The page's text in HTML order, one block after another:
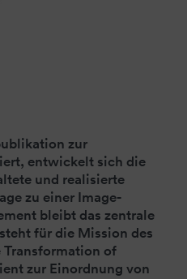
zur
entwickelt sich die
und realisierte
zu einer Image-
bleibt das zentrale
für die Mission des
Transformation of
zur Einordnung von